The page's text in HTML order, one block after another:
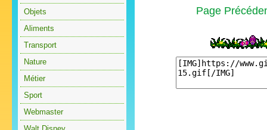
Objets
Aliments
Transport
Nature
Métier
Sport
Webmaster
Page